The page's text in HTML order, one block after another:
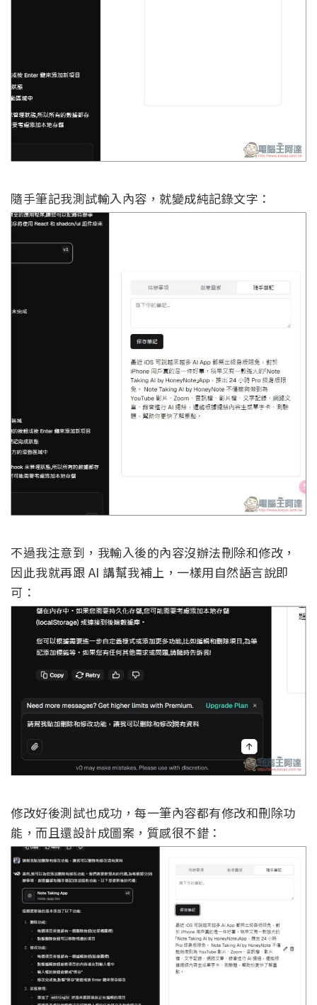
隨手筆記我測試輸入內容，就變成純記錄文字：
不過我注意到，我輸入後的內容沒辦法刪除和修改，
因此我就再跟 AI 講幫我補上，一樣用自然語言說即
可：
修改好後測試也成功，每一筆內容都有修改和刪除功
能，而且還設計成圖案，質感很不錯：